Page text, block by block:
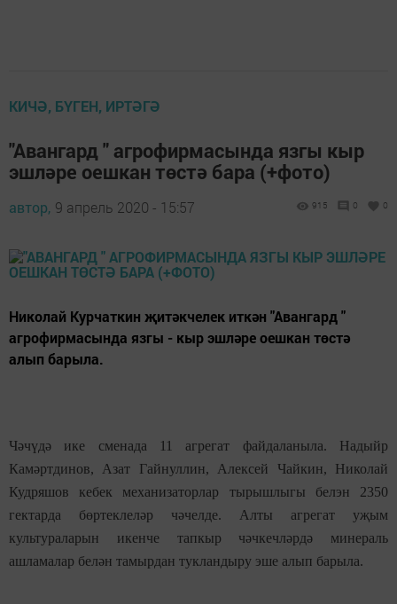
КИЧӘ, БҮГЕН, ИРТӘГӘ
"Авангард " агрофирмасында язгы кыр
эшләре оешкан төстә бара (+фото)
автор, 9 апрель 2020 - 15:57 915 0 0
Николай Курчаткин җитәкчелек иткән "Авангард "
агрофирмасында язгы - кыр эшләре оешкан төстә
алып барыла.
Чәчүдә ике сменада 11 агрегат файдаланыла. Надыйр
Камәртдинов, Азат Гайнуллин, Алексей Чайкин, Николай
Кудряшов кебек механизаторлар тырышлыгы белэн 2350
гектарда бөртеклеләр чәчелде. Алты агрегат уҗым
культураларын икенче тапкыр чәчкечләрдә минераль
ашламалар белән тамырдан тукландыру эше алып барыла.